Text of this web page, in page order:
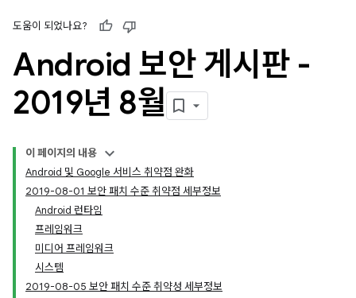
도움이 되었나요?
Android 보안 게시판 -
2019년 8월
이 페이지의 내용
Android 및 Google 서비스 취약점 완화
2019-08-01 보안 패치 수준 취약점 세부정보
Android 런타임
프레임워크
미디어 프레임워크
시스템
2019-08-05 보안 패치 수준 취약성 세부정보